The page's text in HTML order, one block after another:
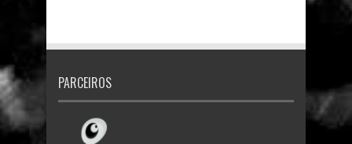
PARCEIROS